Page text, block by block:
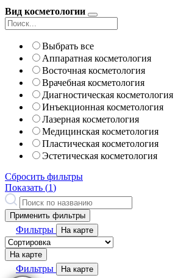
Вид косметологии
Выбрать все
Аппаратная косметология
Восточная косметология
Врачебная косметология
Диагностическая косметология
Инъекционная косметология
Лазерная косметология
Медицинская косметология
Пластическая косметология
Эстетическая косметология
Сбросить фильтры
Показать (1)
Применить фильтры
Фильтры На карте
На карте
Фильтры На карте